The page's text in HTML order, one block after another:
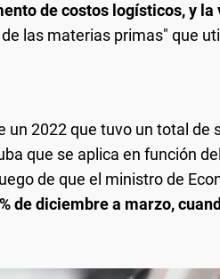
de costos logísticos, y la
las materias primas" que
un 2022 que tuvo un total de
que se aplica en función
de que el ministro de
de diciembre a marzo,